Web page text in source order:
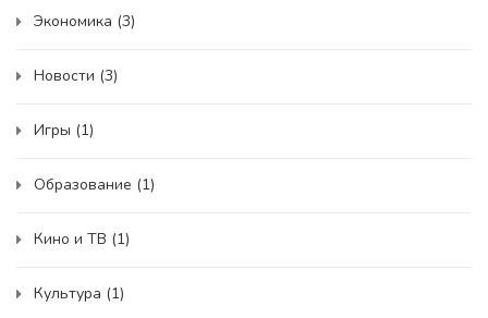
Экономика (3)
Новости (3)
Игры (1)
Образование (1)
Кино и ТВ (1)
Культура (1)